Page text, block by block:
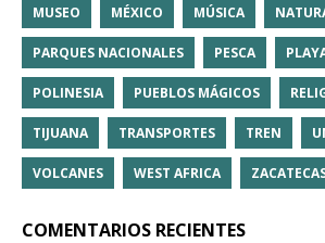
MUSEO MÉXICO MÚSICA
PARQUES NACIONALES PESCA
POLINESIA PUEBLOS MÁGICOS
TIJUANA TRANSPORTES TREN
VOLCANES WEST AFRICA
COMENTARIOS RECIENTES